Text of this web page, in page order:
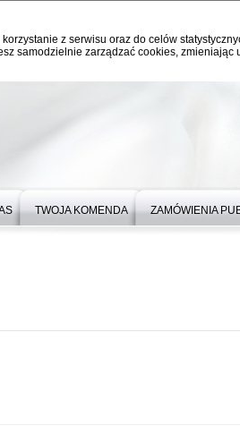
z serwisu oraz do celów
samodzielnie zarządzać cookies,
TWOJA KOMENDA ZAMÓWIENIA